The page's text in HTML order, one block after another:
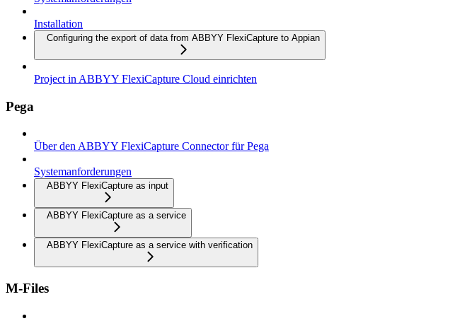
Installation
Configuring the export of data from ABBYY FlexiCapture to Appian
Project in ABBYY FlexiCapture Cloud einrichten
Pega
Über den ABBYY FlexiCapture Connector für Pega
Systemanforderungen
ABBYY FlexiCapture as input
ABBYY FlexiCapture as a service
ABBYY FlexiCapture as a service with verification
M-Files